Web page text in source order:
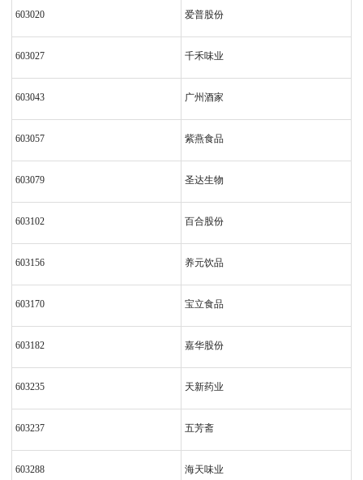
603020 爱普股份
603027 千禾味业
603043 广州酒家
603057 紫燕食品
603079 圣达生物
603102 百合股份
603156 养元饮品
603170 宝立食品
603182 嘉华股份
603235 天新药业
603237 五芳斋
603288 海天味业